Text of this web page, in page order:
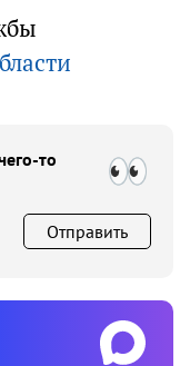
то
Отправить